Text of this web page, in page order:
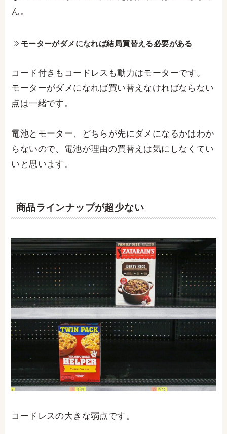
ん。
モーターがダメになれば結局買替える必要がある
コード付きもコードレスも動力はモーターです。
モーターがダメになれば買い替えなければならない
点は一緒です。
電池とモーター、どちらが先にダメになるかはわか
らないので、電池が理由の買替えは気にしなくてい
いと思います。
商品ラインナップが超少ない
コードレスの大きな弱点です。